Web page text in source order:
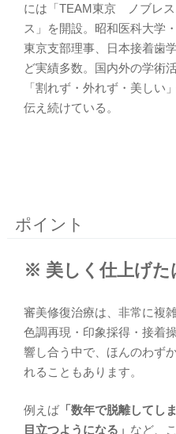
には「TEAM東京 ノブレス
ス」を開設。昭和医科大学
東京支部理事、日本接着歯
ど実績多数。国内外の学術
「割れず・外れず・美しい
伝え続けている。
ポイント
※ 美しく仕上げ
審美修復治療は、非常に複
色調再現・印象採得・接着
響し合う中で、ほんのわず
れることもあります。
例えば 「数年で脱離してし
目立つようになる」 など、